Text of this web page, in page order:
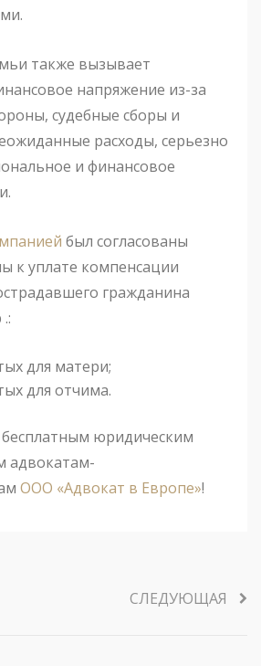
также вызывает
напряжение из-за
судебные сборы и
расходы, серьезно
и финансовое
был согласованы
к уплате компенсации
гражданина
для матери;
для отчима.
юридическим
адвокатам-
ООО «Адвокат в Европе»!
СЛЕДУЮЩАЯ